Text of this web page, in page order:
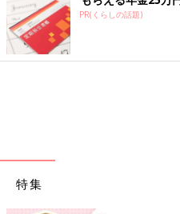
PR(くらしの話題)
特集